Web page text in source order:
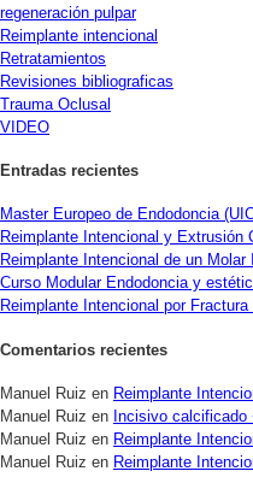
regeneración pulpar
Reimplante intencional
Retratamientos
Revisiones bibliograficas
Trauma Oclusal
VIDEO
Entradas recientes
Master Europeo de Endodoncia
Reimplante Intencional y Extrusión
Reimplante Intencional de un Molar
Curso Modular Endodoncia y
Reimplante Intencional por
Comentarios recientes
Manuel Ruiz en Reimplante
Manuel Ruiz en Incisivo calcificado
Manuel Ruiz en Reimplante
Manuel Ruiz en Reimplante